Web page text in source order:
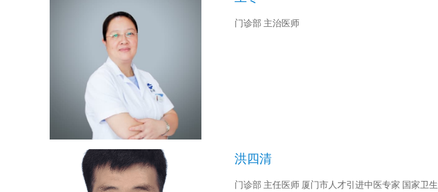
门诊部 主治医师
洪四清
门诊部 主任医师 厦门市人才引进中医专家 国家卫